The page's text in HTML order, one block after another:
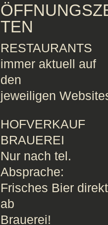
TEN
RESTAURANTS
immer aktuell auf
den
jeweiligen
HOFVERKAUF
BRAUEREI
Nur nach tel.
Absprache:
Frisches Bier direkt
ab
Brauerei!